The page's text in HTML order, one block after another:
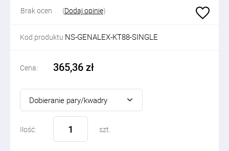
Brak ocen (Dodaj opinię)
Kod produktu NS-GENALEX-KT88-SINGLE
Cena: 365,36 zł
Dobieranie pary/kwadry
Ilość: szt.